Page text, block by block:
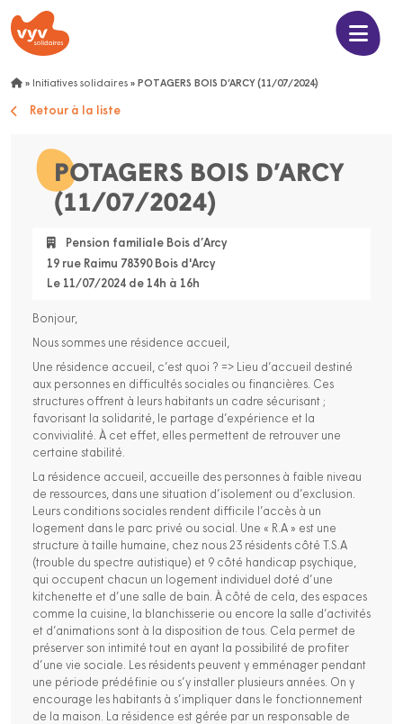
» Initiatives solidaires » POTAGERS BOIS D’ARCY (11/07/2024)
Retour à la liste
POTAGERS BOIS D’ARCY
(11/07/2024)
Pension familiale Bois d’Arcy
19 rue Raimu 78390 Bois d'Arcy
Le 11/07/2024 de 14h à 16h
Bonjour,
Nous sommes une résidence accueil,
Une résidence accueil, c’est quoi ? => Lieu d’accueil destiné
aux personnes en difficultés sociales ou financières. Ces
structures offrent à leurs habitants un cadre sécurisant ;
favorisant la solidarité, le partage d’expérience et la
convivialité. À cet effet, elles permettent de retrouver une
certaine stabilité.
La résidence accueil, accueille des personnes à faible niveau
de ressources, dans une situation d’isolement ou d’exclusion.
Leurs conditions sociales rendent difficile l’accès à un
logement dans le parc privé ou social. Une « R.A » est une
structure à taille humaine, chez nous 23 résidents côté T.S.A
(trouble du spectre autistique) et 9 côté handicap psychique,
qui occupent chacun un logement individuel doté d’une
kitchenette et d’une salle de bain. À côté de cela, des espaces
comme la cuisine, la blanchisserie ou encore la salle d’activités
et d’animations sont à la disposition de tous. Cela permet de
préserver son intimité tout en ayant la possibilité de profiter
d’une vie sociale. Les résidents peuvent y emménager pendant
une période prédéfinie ou s’y installer plusieurs années. On y
encourage les habitants à s’impliquer dans le fonctionnement
de la maison. La résidence est gérée par un responsable de